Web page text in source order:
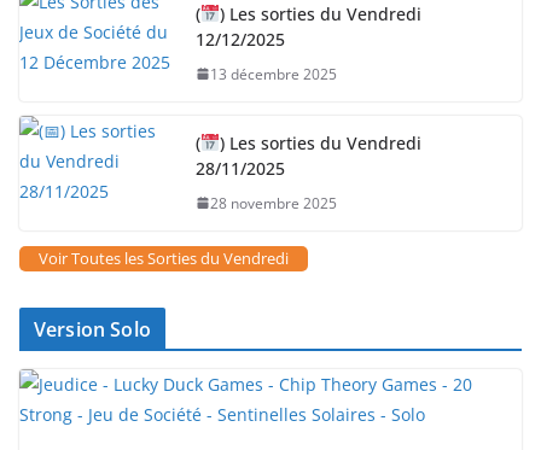
(
) Les sorties du Vendredi
12/12/2025
13 décembre 2025
(
) Les sorties du Vendredi
28/11/2025
28 novembre 2025
Voir Toutes les Sorties du Vendredi
Version Solo